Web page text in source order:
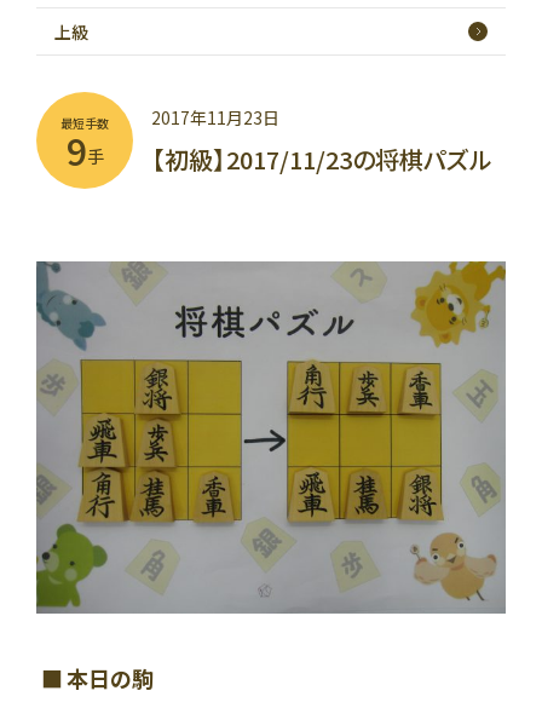
上級
最短手数
9手
2017年11月23日
【初級】2017/11/23の将棋パズル
本日の駒